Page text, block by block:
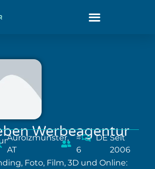
Werbeagentur
Aurolzmünster,
AT
≈
6
DE Seit
2006
Foto, Film, 3D und Online: